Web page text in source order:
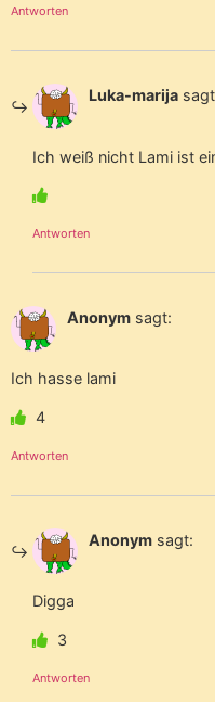
Antworten
Luka-marija
Ich weiß nicht Lami ist
Antworten
Anonym sagt:
Ich hasse lami
4
Antworten
Anonym sagt:
Digga
3
Antworten